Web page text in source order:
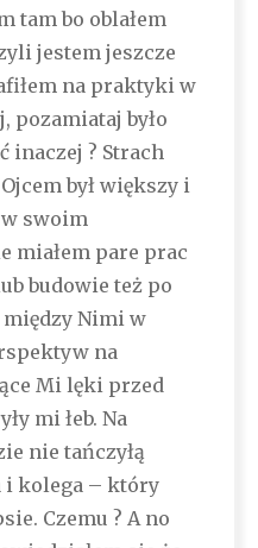
tam bo oblałem
jestem jeszcze
na praktyki w
pozamiataj było
inaczej ? Strach
był większy i
swoim
miałem pare prac
budowie też po
między Nimi w
na
Mi lęki przed
mi łeb. Na
nie tańczyłą
i kolega – który
Czemu ? A no